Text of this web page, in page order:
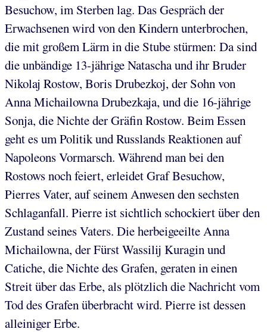
Besuchow, im Sterben lag. Das Gespräch der
Erwachsenen wird von den Kindern unterbrochen,
die mit großem Lärm in die Stube stürmen: Da sind
die unbändige 13-jährige Natascha und ihr Bruder
Nikolaj Rostow, Boris Drubezkoj, der Sohn von
Anna Michailowna Drubezkaja, und die 16-jährige
Sonja, die Nichte der Gräfin Rostow. Beim Essen
geht es um Politik und Russlands Reaktionen auf
Napoleons Vormarsch. Während man bei den
Rostows noch feiert, erleidet Graf Besuchow,
Pierres Vater, auf seinem Anwesen den sechsten
Schlaganfall. Pierre ist sichtlich schockiert über den
Zustand seines Vaters. Die herbeigeeilte Anna
Michailowna, der Fürst Wassilij Kuragin und
Catiche, die Nichte des Grafen, geraten in einen
Streit über das Erbe, als plötzlich die Nachricht vom
Tod des Grafen überbracht wird. Pierre ist dessen
alleiniger Erbe.